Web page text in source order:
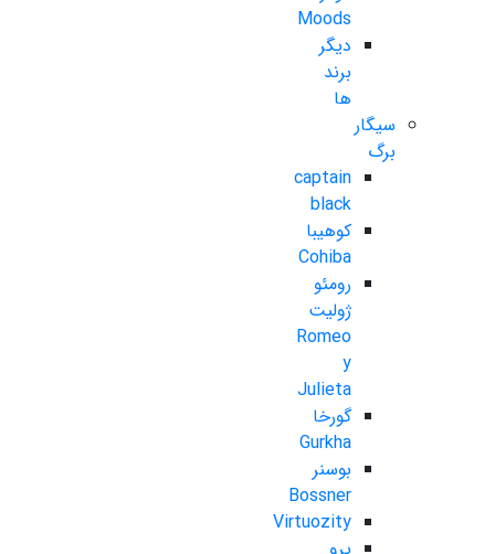
Moods
دیگر
برند
ها
سیگار
برگ
captain
black
کوهیبا
Cohiba
رومئو
ژولیت
Romeo
y
Julieta
گورخا
Gurkha
بوسنر
Bossner
Virtuozity